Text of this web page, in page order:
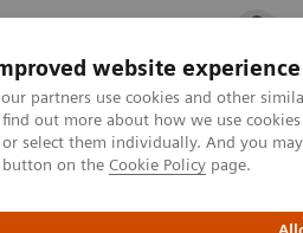
website experience
partners use cookies and other
find out more about how we use
select them individually. And you
button on the Cookie Policy page.
Healthcare Management
Augsburg